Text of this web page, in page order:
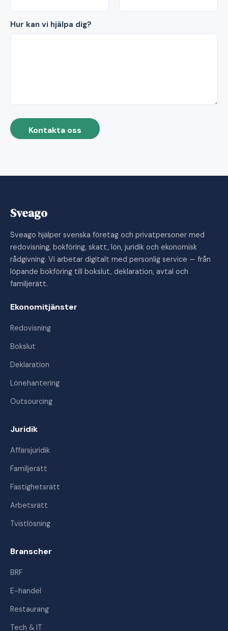
Hur kan vi hjälpa dig?
Kontakta oss
Sveago
Sveago hjälper svenska företag och privatpersoner med
redovisning, bokföring, skatt, lön, juridik och ekonomisk
rådgivning. Vi arbetar digitalt med personlig service — från
löpande bokföring till bokslut, deklaration, avtal och
familjerätt.
Ekonomitjänster
Redovisning
Bokslut
Deklaration
Lönehantering
Outsourcing
Juridik
Affärsjuridik
Familjerätt
Fastighetsrätt
Arbetsrätt
Tvistlösning
Branscher
BRF
E-handel
Restaurang
Tech & IT